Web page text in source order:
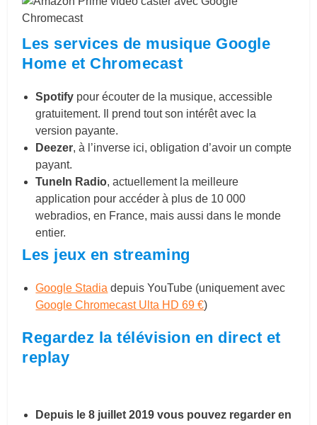
Les services de musique Google
Home et Chromecast
Spotify pour écouter de la musique, accessible
gratuitement. Il prend tout son intérêt avec la
version payante.
Deezer, à l’inverse ici, obligation d’avoir un compte
payant.
TuneIn Radio, actuellement la meilleure
application pour accéder à plus de 10 000
webradios, en France, mais aussi dans le monde
entier.
Les jeux en streaming
Google Stadia depuis YouTube (uniquement avec
Google Chromecast Ulta HD 69 €)
Regardez la télévision en direct et
replay
Depuis le 8 juillet 2019 vous pouvez regarder en